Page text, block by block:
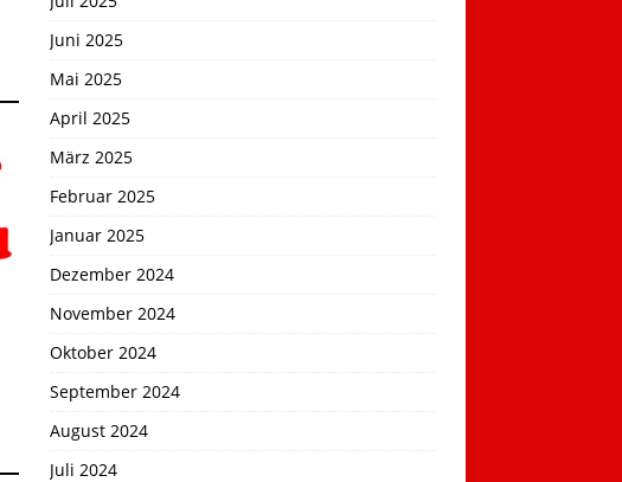
Juni 2025
Mai 2025
April 2025
März 2025
Februar 2025
Januar 2025
Dezember 2024
November 2024
Oktober 2024
September 2024
August 2024
Juli 2024